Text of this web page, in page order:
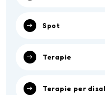
Spot
Terapie
Terapie per